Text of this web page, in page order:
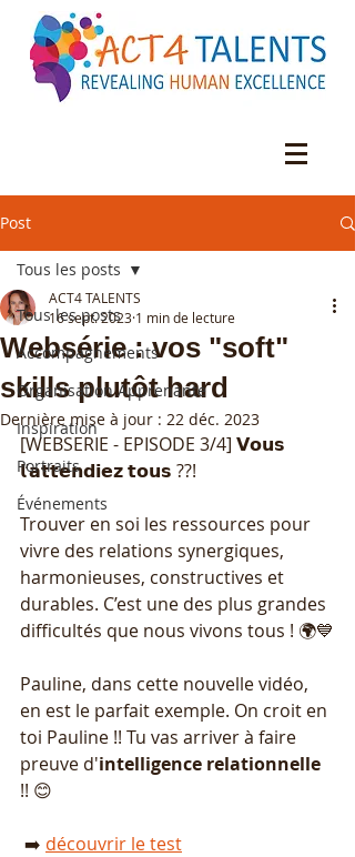
Post
Tous les posts
Accompagnements
Organisation Apprenante
Inspiration
Portraits
Événements
Tous les posts
Websérie : vos "soft"
skills plutôt hard
ACT4 TALENTS
16 sept. 2023 1 min de lecture
Dernière mise à jour : 22 déc. 2023
[WEBSERIE - EPISODE 3/4] 𝗩𝗼𝘂𝘀
𝗹’𝗮𝘁𝘁𝗲𝗻𝗱𝗶𝗲𝘇 𝘁𝗼𝘂𝘀 ??!
Trouver en soi les ressources pour
vivre des relations synergiques,
harmonieuses, constructives et
durables. C’est une des plus grandes
difficultés que nous vivons tous ! 🌍💙
Pauline, dans cette nouvelle vidéo,
en est le parfait exemple. On croit en
toi Pauline !! Tu vas arriver à faire
preuve d'intelligence relationnelle
!! 😊
➡️ découvrir le test